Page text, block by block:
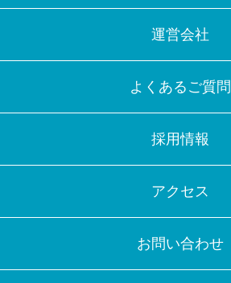
運営会社
よくあるご質問
採用情報
アクセス
お問い合わせ